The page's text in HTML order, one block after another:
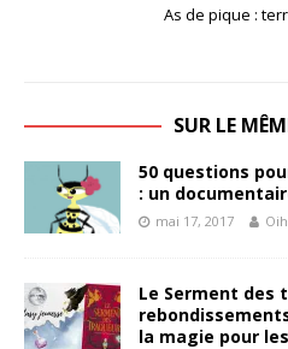
As de pique :
SUR LE
50 questions
: un
mai 17, 2017
Le Serment des
la magie pour